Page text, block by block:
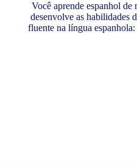
Você aprende espanhol de
desenvolve as habilidades
fluente na língua